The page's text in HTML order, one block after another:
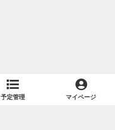
予定管理 マイページ